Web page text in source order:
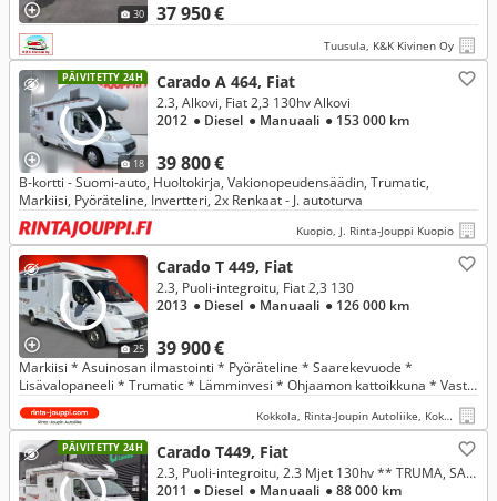
30 37 950 €
Tuusula, K&K Kivinen Oy
PÄIVITETTY 24H
18
Carado A 464, Fiat
39 800 €
2.3, Alkovi, Fiat 2,3 130hv Alkovi
2012 ● Diesel ● Manuaali ● 153 000 km
B-kortti - Suomi-auto, Huoltokirja, Vakionopeudensäädin, Trumatic,
Markiisi, Pyöräteline, Invertteri, 2x Renkaat - J. autoturva
Kuopio, J. Rinta-Jouppi Kuopio
25
Carado T 449, Fiat
39 900 €
2.3, Puoli-integroitu, Fiat 2,3 130
2013 ● Diesel ● Manuaali ● 126 000 km
Markiisi * Asuinosan ilmastointi * Pyöräteline * Saarekevuode *
Lisävalopaneeli * Trumatic * Lämminvesi * Ohjaamon kattoikkuna * Vasta
huollettu ja jakohihna vaihdettu * Katsastettu 20.04.2026 *
Kokkola, Rinta-Joupin Autoliike, Kokkola
PÄIVITETTY 24H Carado T449, Fiat
2.3, Puoli-integroitu, 2.3 Mjet 130hv ** TRUMA, SAAREKEVUODE, MARKIISI**
2011 ● Diesel ● Manuaali ● 88 000 km